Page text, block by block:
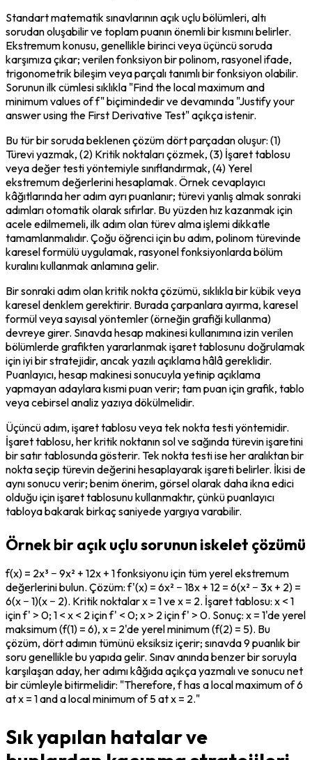
Standart matematik sınavlarının açık uçlu bölümleri, altı
sorudan oluşabilir ve toplam puanın önemli bir kısmını belirler.
Ekstremum konusu, genellikle birinci veya üçüncü soruda
karşımıza çıkar; verilen fonksiyon bir polinom, rasyonel ifade,
trigonometrik bileşim veya parçalı tanımlı bir fonksiyon olabilir.
Sorunun ilk cümlesi sıklıkla "Find the local maximum and
minimum values of f" biçimindedir ve devamında "Justify your
answer using the First Derivative Test" açıkça istenir.
Bu tür bir soruda beklenen çözüm dört parçadan oluşur: (1)
Türevi yazmak, (2) Kritik noktaları çözmek, (3) İşaret tablosu
veya değer testi yöntemiyle sınıflandırmak, (4) Yerel
ekstremum değerlerini hesaplamak. Örnek cevaplayıcı
kâğıtlarında her adım ayrı puanlanır; türevi yanlış almak sonraki
adımları otomatik olarak sıfırlar. Bu yüzden hız kazanmak için
acele edilmemeli, ilk adım olan türev alma işlemi dikkatle
tamamlanmalıdır. Çoğu öğrenci için bu adım, polinom türevinde
karesel formülü uygulamak, rasyonel fonksiyonlarda bölüm
kuralını kullanmak anlamına gelir.
Bir sonraki adım olan kritik nokta çözümü, sıklıkla bir kübik veya
karesel denklem gerektirir. Burada çarpanlara ayırma, karesel
formül veya sayısal yöntemler (örneğin grafiği kullanma)
devreye girer. Sınavda hesap makinesi kullanımına izin verilen
bölümlerde grafikten yararlanmak işaret tablosunu doğrulamak
için iyi bir stratejidir, ancak yazılı açıklama hâlâ gereklidir.
Puanlayıcı, hesap makinesi sonucuyla yetinip açıklama
yapmayan adaylara kısmi puan verir; tam puan için grafik, tablo
veya cebirsel analiz yazıya dökülmelidir.
Üçüncü adım, işaret tablosu veya tek nokta testi yöntemidir.
İşaret tablosu, her kritik noktanın sol ve sağında türevin işaretini
bir satır tablosunda gösterir. Tek nokta testi ise her aralıktan bir
nokta seçip türevin değerini hesaplayarak işareti belirler. İkisi de
aynı sonucu verir; benim önerim, görsel olarak daha ikna edici
olduğu için işaret tablosunu kullanmaktır, çünkü puanlayıcı
tabloya bakarak birkaç saniyede yargıya varabilir.
Örnek bir açık uçlu sorunun iskelet çözümü
f(x) = 2x³ − 9x² + 12x + 1 fonksiyonu için tüm yerel ekstremum
değerlerini bulun. Çözüm: f'(x) = 6x² − 18x + 12 = 6(x² − 3x + 2) =
6(x − 1)(x − 2). Kritik noktalar x = 1 ve x = 2. İşaret tablosu: x < 1
için f' > 0; 1 < x < 2 için f' < 0; x > 2 için f' > 0. Sonuç: x = 1'de yerel
maksimum (f(1) = 6), x = 2'de yerel minimum (f(2) = 5). Bu
çözüm, dört adımın tümünü eksiksiz içerir; sınavda 9 puanlık bir
soru genellikle bu yapıda gelir. Sınav anında benzer bir soruyla
karşılaşan aday, her adımı kâğıda açıkça yazmalı ve sonucu net
bir cümleyle bitirmelidir: "Therefore, f has a local maximum of 6
at x = 1 and a local minimum of 5 at x = 2."
Sık yapılan hatalar ve